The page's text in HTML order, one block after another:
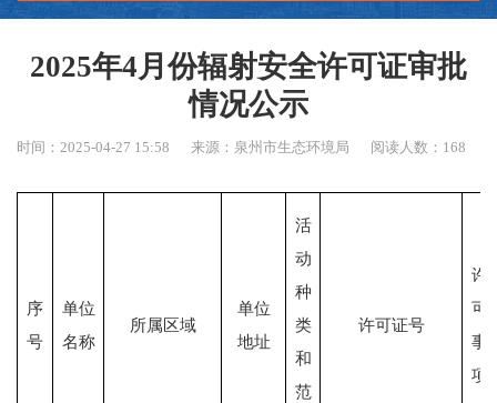
2025年4月份辐射安全许可证审批
情况公示
时间：2025-04-27 15:58 来源：泉州市生态环境局 阅读人数： 168
序
号
单位
名称
所属区域
单位
地址
活
动
种
类
和
范
许可证号
许
可
事
项